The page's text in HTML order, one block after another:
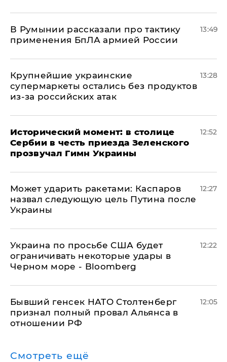
В Румынии рассказали про тактику
применения БпЛА армией России
13:49
Крупнейшие украинские
супермаркеты остались без продуктов
из-за российских атак
13:28
Исторический момент: в столице
Сербии в честь приезда Зеленского
прозвучал Гимн Украины
12:52
Может ударить ракетами: Каспаров
назвал следующую цель Путина после
Украины
12:27
Украина по просьбе США будет
ограничивать некоторые удары в
Черном море - Bloomberg
12:22
Бывший генсек НАТО Столтенберг
признал полный провал Альянса в
отношении РФ
12:05
Смотреть ещё